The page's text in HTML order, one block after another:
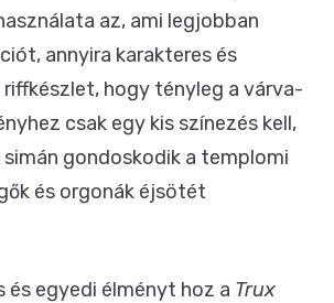
az, ami legjobban
annyira karakteres és
hogy tényleg a várva-
csak egy kis színezés kell,
gondoskodik a templomi
és orgonák éjsötét
és egyedi élményt hoz a Trux